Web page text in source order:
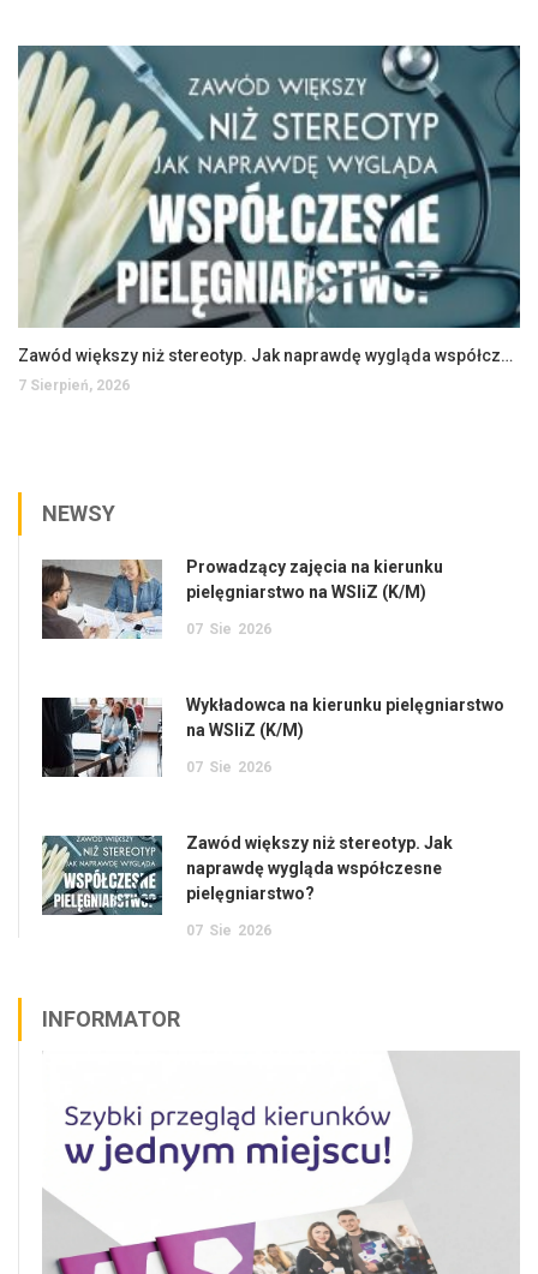
Zawód większy niż stereotyp. Jak naprawdę wygląda współczesne pielęgniarstwo?
7 Sierpień, 2026
NEWSY
Prowadzący zajęcia na kierunku
pielęgniarstwo na WSIiZ (K/M)
07 Sie 2026
Wykładowca na kierunku pielęgniarstwo
na WSIiZ (K/M)
07 Sie 2026
Zawód większy niż stereotyp. Jak
naprawdę wygląda współczesne
pielęgniarstwo?
07 Sie 2026
INFORMATOR